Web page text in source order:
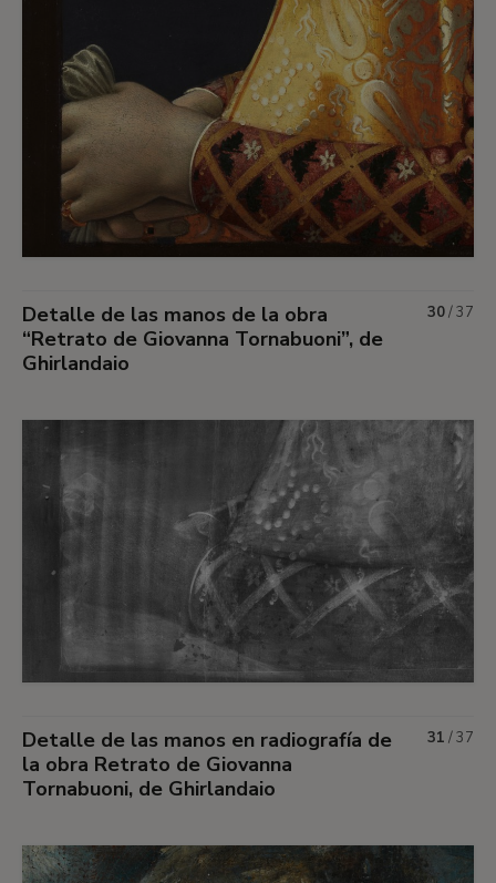
Detalle de las manos de la obra
“Retrato de Giovanna Tornabuoni”, de
Ghirlandaio
30/37
Detalle de las manos en radiografía de
la obra Retrato de Giovanna
Tornabuoni, de Ghirlandaio
31 /37